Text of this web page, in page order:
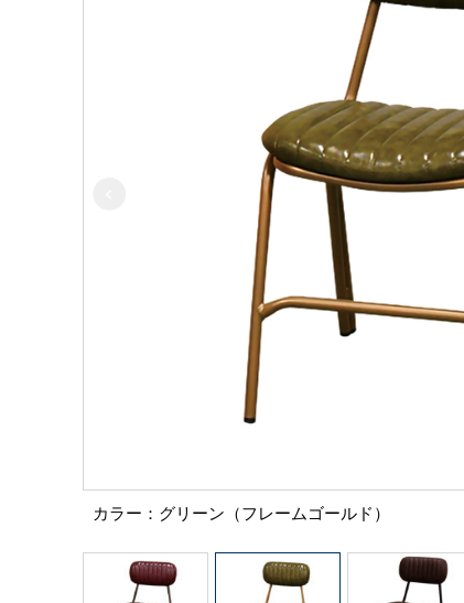
カラー：グリーン（フレームゴールド）